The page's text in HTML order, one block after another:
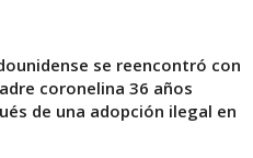
se reencontró con
coronelina 36 años
de una adopción ilegal en